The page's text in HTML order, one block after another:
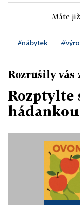
Máte
#nábytek
Rozrušily vás
Rozptylte
hádankou